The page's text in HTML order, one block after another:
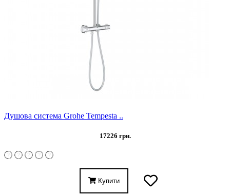
Душова система Grohe Tempesta ..
17226 грн.
Купити